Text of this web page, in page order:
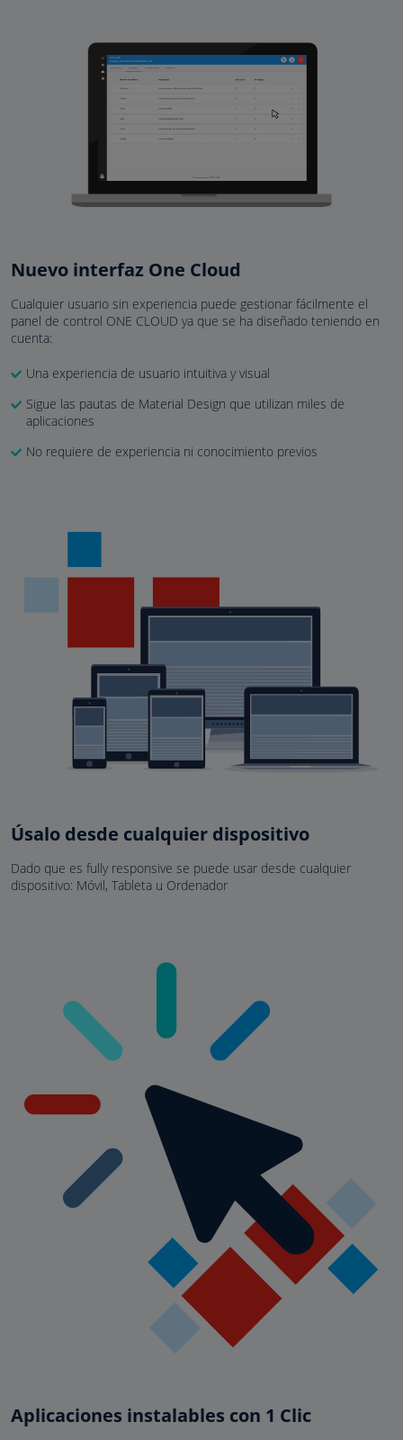
Nuevo interfaz One Cloud
Cualquier usuario sin experiencia puede gestionar fácilmente el
panel de control ONE CLOUD ya que se ha diseñado teniendo en
cuenta:
Una experiencia de usuario intuitiva y visual
Sigue las pautas de Material Design que utilizan miles de
aplicaciones
No requiere de experiencia ni conocimiento previos
Úsalo desde cualquier dispositivo
Dado que es fully responsive se puede usar desde cualquier
dispositivo: Móvil, Tableta u Ordenador
Aplicaciones instalables con 1 Clic